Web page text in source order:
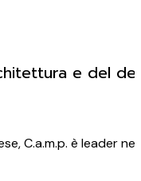
e del
C.a.m.p. è leader